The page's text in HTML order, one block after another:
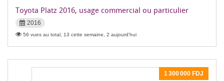
Toyota Platz 2016, usage commercial ou particulier
2016
56 vues au total, 13 cette semaine, 2 aujourd'hui
1 300 000 FDJ